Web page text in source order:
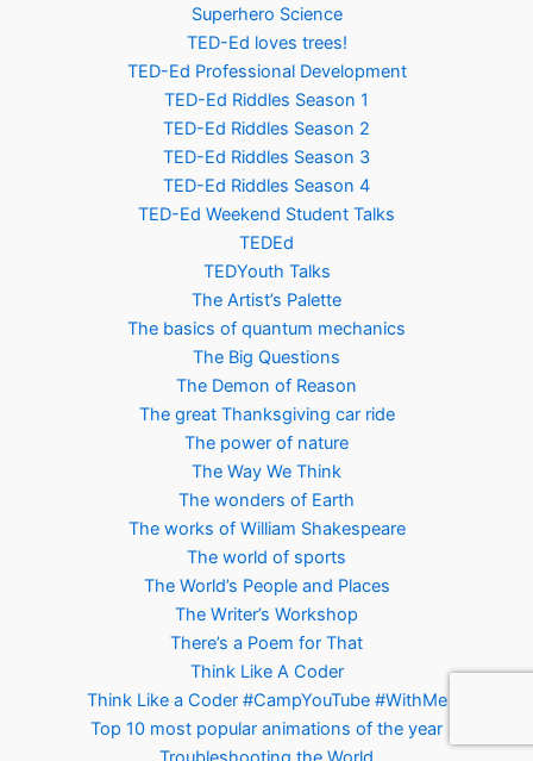
Superhero Science
TED-Ed loves trees!
TED-Ed Professional Development
TED-Ed Riddles Season 1
TED-Ed Riddles Season 2
TED-Ed Riddles Season 3
TED-Ed Riddles Season 4
TED-Ed Weekend Student Talks
TEDEd
TEDYouth Talks
The Artist’s Palette
The basics of quantum mechanics
The Big Questions
The Demon of Reason
The great Thanksgiving car ride
The power of nature
The Way We Think
The wonders of Earth
The works of William Shakespeare
The world of sports
The World’s People and Places
The Writer’s Workshop
There’s a Poem for That
Think Like A Coder
Think Like a Coder #CampYouTube #WithMe
Top 10 most popular animations of the year